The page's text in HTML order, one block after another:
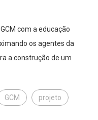
com a educação
os agentes da
a construção de um
GCM projeto